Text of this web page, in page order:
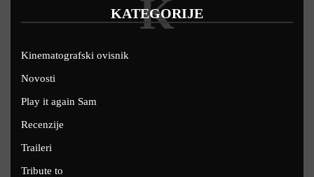
KATEGORIJE
K
Kinematografski ovisnik
Novosti
Play it again Sam
Recenzije
Traileri
Tribute to